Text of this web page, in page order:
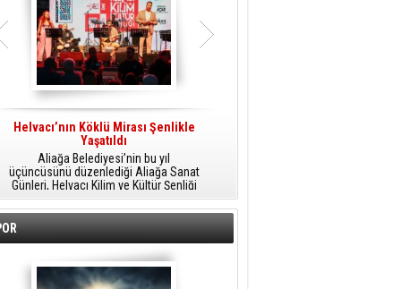
Helvacı’nın Köklü Mirası Şenlikle
Yaşatıldı
Aliağa Belediyesi’nin bu yıl
üçüncüsünü düzenlediği Aliağa Sanat
Günleri, Helvacı Kilim ve Kültür Şenliği
ile Helvacı’da renkli bir güne sahne
oldu.
birbirinden renkli etkinliklerle devam